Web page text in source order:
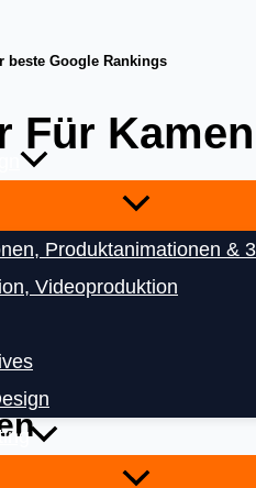
Produktanimationen &
Videoproduktion
beste Google Rankings
Für Kamen
bekommen Sie